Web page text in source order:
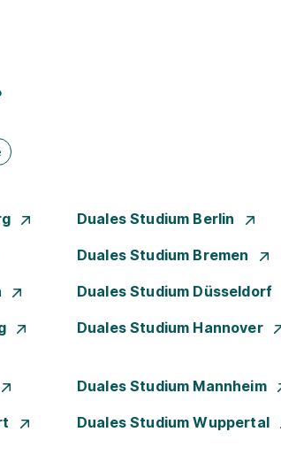
Duales Studium Berlin
Duales Studium Bremen
Duales Studium Düsseldorf
Duales Studium Hannover
Duales Studium Mannheim
Duales Studium Wuppertal